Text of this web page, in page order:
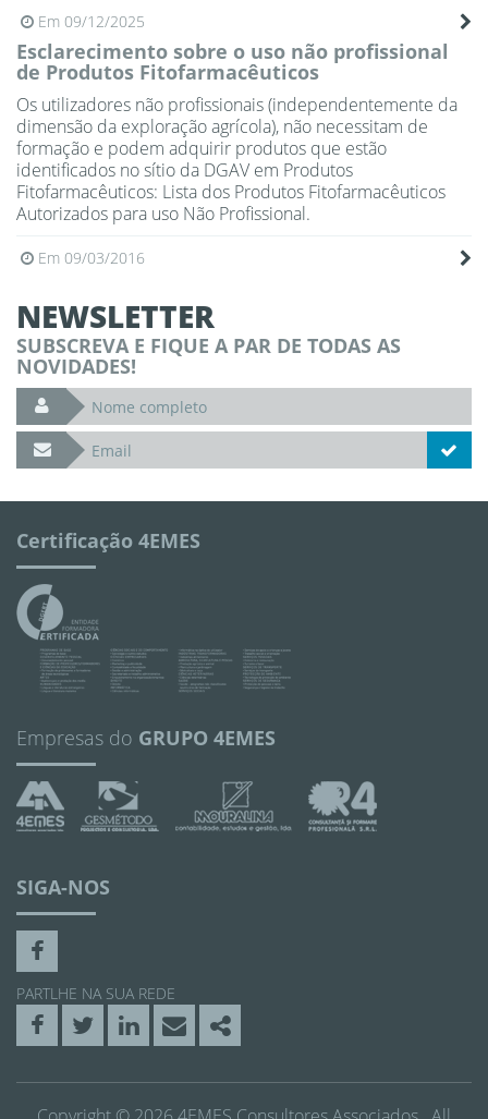
Em 09/12/2025
Esclarecimento sobre o uso não profissional
de Produtos Fitofarmacêuticos
Os utilizadores não profissionais (independentemente da
dimensão da exploração agrícola), não necessitam de
formação e podem adquirir produtos que estão
identificados no sítio da DGAV em Produtos
Fitofarmacêuticos: Lista dos Produtos Fitofarmacêuticos
Autorizados para uso Não Profissional.
Em 09/03/2016
NEWSLETTER
SUBSCREVA E FIQUE A PAR DE TODAS AS
NOVIDADES!
Certificação 4EMES
Empresas do GRUPO 4EMES
SIGA-NOS
PARTLHE NA SUA REDE
FacebookTwitterLinkedin
Email